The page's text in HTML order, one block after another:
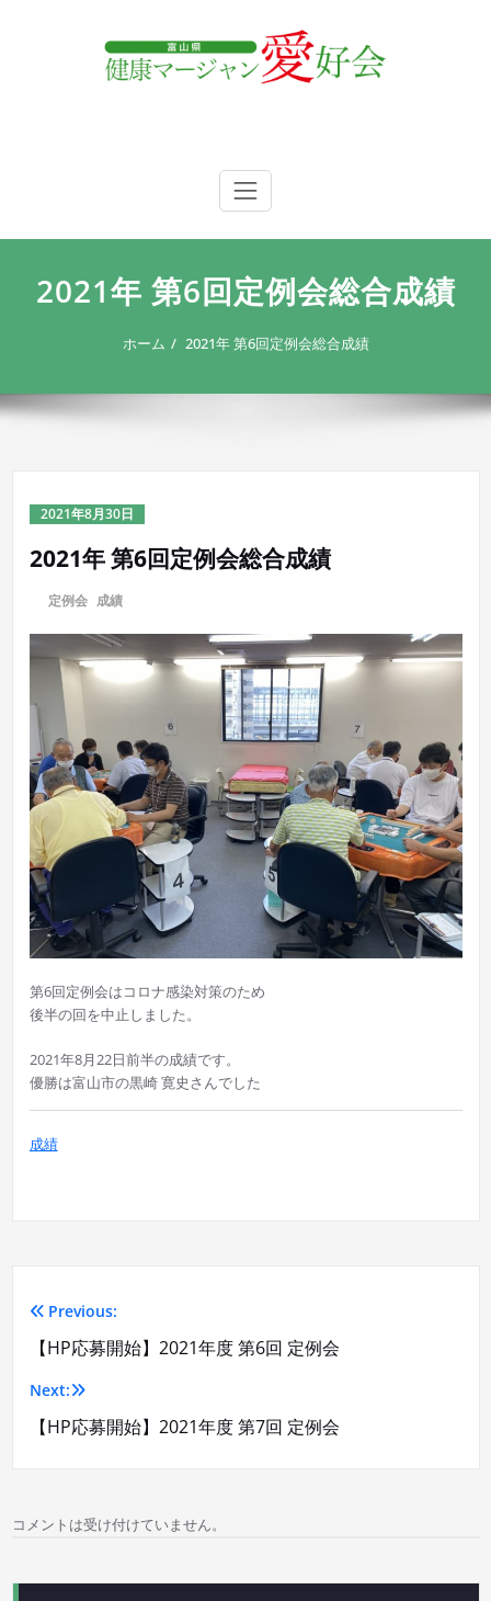
富山県 健康マージャン愛好会
2021年 第6回定例会総合成績
ホーム 2021年 第6回定例会総合成績
2021年8月30日
2021年 第6回定例会総合成績
定例会, 成績
第6回定例会はコロナ感染対策のため
後半の回を中止しました。
2021年8月22日前半の成績です。
優勝は富山市の黒崎 寛史さんでした
成績
投
稿
ナ
Previous:
【HP応募開始】2021年度 第6回 定例会
Next:
【HP応募開始】2021年度 第7回 定例会
コメントは受け付けていません。